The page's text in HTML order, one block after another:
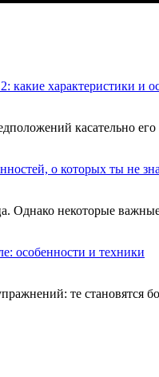
какие характеристики и
касательно
о которых ты не
Однако некоторые
особенности и техники
те становятся